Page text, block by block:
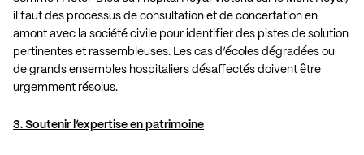
il faut des processus de consultation et de concertation en
amont avec la société civile pour identifier des pistes de solution
pertinentes et rassembleuses. Les cas d’écoles dégradées ou
de grands ensembles hospitaliers désaffectés doivent être
urgemment résolus.
3. Soutenir l’expertise en patrimoine